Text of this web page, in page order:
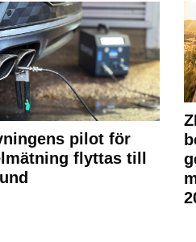
pilot för
flyttas till